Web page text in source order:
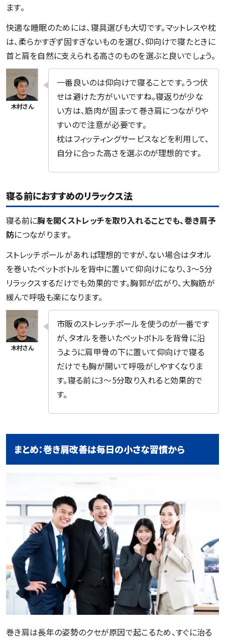
ます。
快適な睡眠のためには、寝具選びも大切です。マットレスや枕
は、柔らかすぎず固すぎないものを選び、仰向けで寝たときに
首と肩を自然に支えられる高さのものを選ぶと良いでしょう。
一番良いのは仰向けで寝ることです。うつ伏
せは避けた方がいいですね。寝返りが少な
い方は、筋肉が固まって巻き肩につながりや
すいので注意が必要です。
枕はフィッティングサービスなどを利用して、
自分に合った高さを選ぶのが理想的です。
寝る前におすすめのリラックス法
寝る前に胸を開くストレッチを取り入れることでも、巻き肩予
防につながります。
ストレッチポールがあれば理想的ですが、ない場合はタオル
を巻いたペットボトルを背中に置いて仰向けになり、3〜5分
リラックスするだけでも効果的です。胸郭が広がり、大胸筋が
緩んで呼吸も楽になります。
市販のストレッチポールを使うのが一番です
が、タオルを巻いたペットボトルを背骨に沿
うように肩甲骨の下に置いて仰向けで寝る
だけでも胸が開いて呼吸がしやすくなりま
す。寝る前に3〜5分取り入れると効果的で
す。
まとめ：巻き肩改善は毎日の小さな習慣から
巻き肩は長年の姿勢のクセが原因で起こるため、すぐに治る